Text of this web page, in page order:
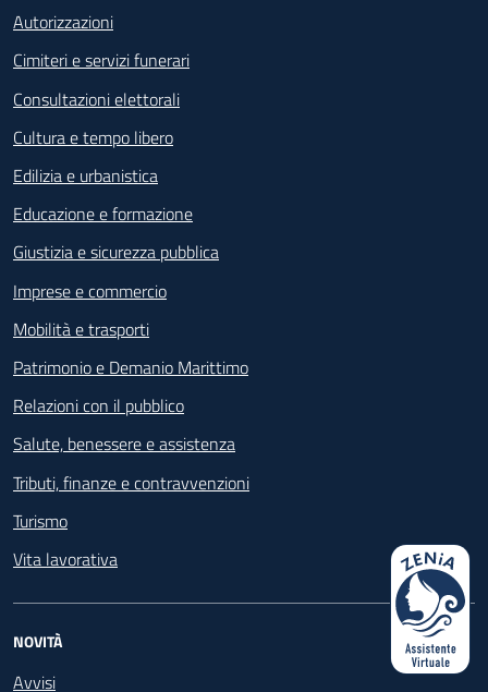
Autorizzazioni
Cimiteri e servizi funerari
Consultazioni elettorali
Cultura e tempo libero
Edilizia e urbanistica
Educazione e formazione
Giustizia e sicurezza pubblica
Imprese e commercio
Mobilità e trasporti
Patrimonio e Demanio Marittimo
Relazioni con il pubblico
Salute, benessere e assistenza
Tributi, finanze e contravvenzioni
Turismo
Vita lavorativa
NOVITÀ
Avvisi